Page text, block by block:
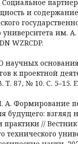
и
университета им.
WZRCDP.
научных
к проектной
Т. 87, № 10. С. 5–15.
А. Формирование
будущего: взгляд
//
технического